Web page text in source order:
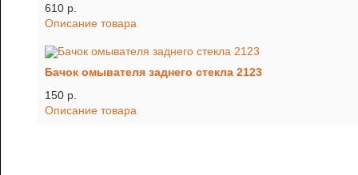
610 p.
Описание товара
Бачок омывателя заднего стекла 2123
150 p.
Описание товара